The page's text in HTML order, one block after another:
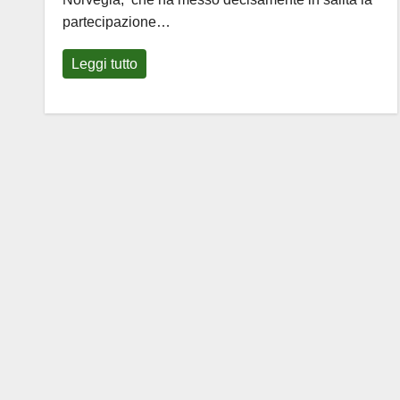
partecipazione…
Leggi tutto